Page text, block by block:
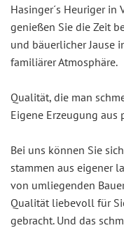
Hasinger´s Heuriger in
genießen Sie die Zeit
und bäuerlicher Jause
familiärer Atmosphäre.
Qualität, die man
Eigene Erzeugung aus
Bei uns können Sie
stammen aus eigener
von umliegenden
Qualität liebevoll für
gebracht. Und das